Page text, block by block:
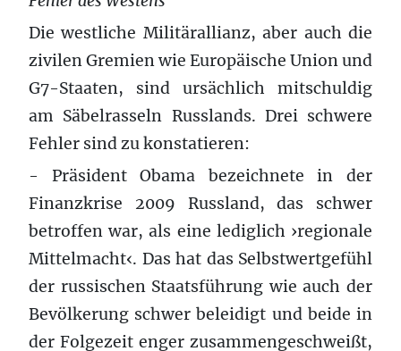
Die westliche Militärallianz, aber auch die
zivilen Gremien wie Europäische Union und
G7-Staaten, sind ursächlich mitschuldig
am Säbelrasseln Russlands. Drei schwere
Fehler sind zu konstatieren:
- Präsident Obama bezeichnete in der
Finanzkrise 2009 Russland, das schwer
betroffen war, als eine lediglich ›regionale
Mittelmacht‹. Das hat das Selbstwertgefühl
der russischen Staatsführung wie auch der
Bevölkerung schwer beleidigt und beide in
der Folgezeit enger zusammengeschweißt,